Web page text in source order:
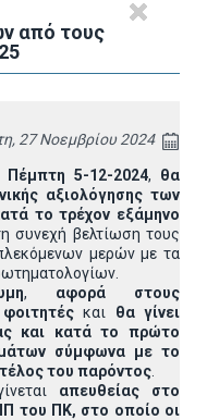
από τους
27 Νοεμβρίου 2024
5-12-2024,
θα
αξιολόγησης των
το τρέχον εξάμηνο
συνεχή βελτίωση τους
μερών με τα
,
αφορά στους
και
θα γίνει
και κατά το πρώτο
σύμφωνα με το
του παρόντος
απευθείας στο
του ΠΚ, στο οποίο οι